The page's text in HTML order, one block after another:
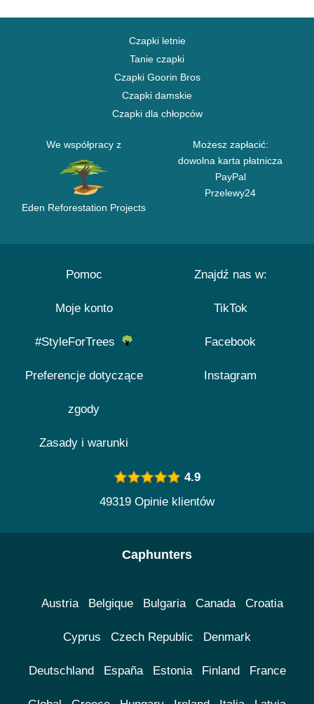
Czapki letnie
Tanie czapki
Czapki Goorin Bros
Czapki damskie
Czapki dla chłopców
We współpracy z
Eden Reforestation Projects
Możesz zapłacić:
dowolna karta płatnicza
PayPal
Przelewy24
Pomoc
Moje konto
#StyleForTrees
Preferencje dotyczące
zgody
Zasady i warunki
Znajdź nas w:
TikTok
Facebook
Instagram
4.9
49319 Opinie klientów
Caphunters
Austria Belgique Bulgaria Canada Croatia
Cyprus Czech Republic Denmark
Deutschland España Estonia Finland France